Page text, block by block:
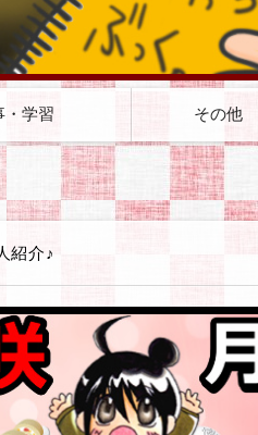
体験戦記アイヨウダー【愛用食材・
体験戦記アソンダー【ゲーム・遊び】
体験戦記エヲカイター【お絵かき編】
体験戦記オシリダイジ【便秘・痔】
体験戦記カタヅケター【掃除・片付
体験戦記カッタッター【お買い物編】
体験戦記ケンコウダイイチ【美容・
体験戦記シッパイダー【失敗談等】
体験戦記ゼッショクダー【プチ絶食
体験戦記タノシンダー【行事やイベ
体験戦記タベッター【食べ物編】
体験戦記タメシター【お試し編】
体験戦記タメシター【対策・改善】
体験戦記タイヘンジャー【非常時・
体験戦記ダイエッター【オートミー
体験戦記ダイエッター【ゆるい糖質
体験戦記ダイエッター【人間になり
体験戦記ダイエッター【低GIチャレ
体験戦記【料理ネタ】
体験戦記ドウガー【動画作成】
体験戦記ノンダー【飲み物編】
体験戦記ノウゼイジャー【ふるさと
体験戦記ヒッコシター【引越し編】
体験戦記ツクッター【その他】
体験戦記ツクッター【リュウジ】
体験戦記ツクッター【りなてぃ】
体験戦記ツクッター【山本ゆり】
解説戦隊アソブンジャー【趣味・遊
解説戦隊イキイキジャー【美容・健
解説戦隊イベンター【イベント情報】
解説戦隊エヲカイター【お絵かき編】
解説戦隊カスタマイジャー【カスタ
解説戦隊シラベッター【その他疑問】
解説戦隊ツカイカター【使い方編】
解説戦隊タベルンジャー【食べ物編】
解説戦隊デキルンジャー【登録・設
解説戦隊ワカルンジャー【用語編】
解説戦隊ノムンジャー【飲み物編】
企業・お店ーおおむぎ工房
企業・お店ーニトリ
企業・お店ーモラタメ
企業・お店ーユニクロ
企業・お店ーリュリュモール
企業・お店－BASEFOOD
企業・お店－コンビニ各社
企業・お店－シャトレーゼ
企業・お店－タマチャンショップ
企業・お店－ヤフーショッピング
企業・お店－楽天市場
読書感想【本に関する情報やお話】
読書感想【その他の本】
読書感想【ライトノベル】
読書感想【コミック】
読書感想【恋愛要素薄めか皆無】
読書感想【現代社会風恋愛もの】
読書感想【異世界転生・転移・召喚】
読書感想【貴族・外国風恋愛もの】
読書感想【BL/女性向/男×男注意
・学習
講座ドプレス)
レート
)関連
バナープラス)関連
・店舗・企業
遣い稼ぎとか
その他
サイトマップ
プライバシーポ
紹介♪